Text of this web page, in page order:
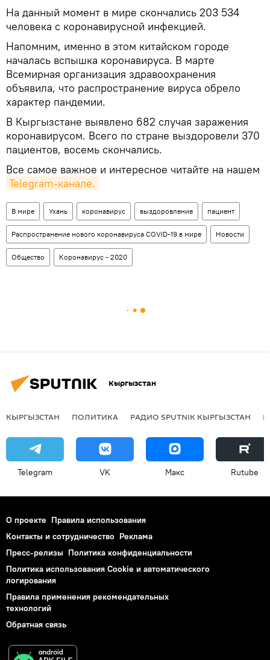
На данный момент в мире скончались 203 534
человека с коронавирусной инфекцией.
Напомним, именно в этом китайском городе
началась вспышка коронавируса. В марте
Всемирная организация здравоохранения
объявила, что распространение вируса обрело
характер пандемии.
В Кыргызстане выявлено 682 случая заражения
коронавирусом. Всего по стране выздоровели 370
пациентов, восемь скончались.
Все самое важное и интересное читайте на нашем
Telegram-канале.
В мире Ухань коронавирус выздоровление пациент
Распространение нового коронавируса COVID-19 в мире Новости
Общество Коронавирус - 2020
Кыргызстан
КЫРГЫЗСТАН ПОЛИТИКА РАДИО SPUTNIK КЫРГЫЗСТАН
Telegram VK Макс Rutube
О проекте Правила использования
Контакты и сотрудничество Реклама
Пресс-релизы Политика конфиденциальности
Политика использования Cookie и автоматического
логирования
Правила применения рекомендательных
технологий
Обратная связь